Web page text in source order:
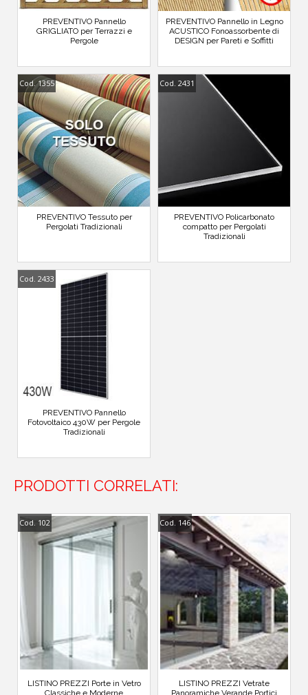
PREVENTIVO Pannello
GRIGLIATO per Terrazzi e
Pergole
PREVENTIVO Pannello in Legno
ACUSTICO Fonoassorbente di
DESIGN per Pareti e Soffitti
Cod. 1355
PREVENTIVO Tessuto per
Pergolati Tradizionali
Cod. 2431
PREVENTIVO Policarbonato
compatto per Pergolati
Tradizionali
Cod. 2433
PREVENTIVO Pannello
Fotovoltaico 430W per Pergole
Tradizionali
PRODOTTI CORRELATI:
Cod. 102
LISTINO PREZZI Porte in Vetro
Classiche e Moderne
Cod. 146
LISTINO PREZZI Vetrate
Panoramiche Verande Portici